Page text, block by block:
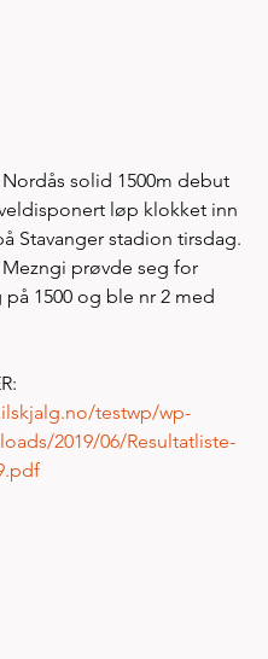
solid 1500m debut
løp klokket inn
Stavanger stadion tirsdag.
prøvde seg for
1500 og ble nr 2 med
testwp/wp-
2019/06/Resultatliste-